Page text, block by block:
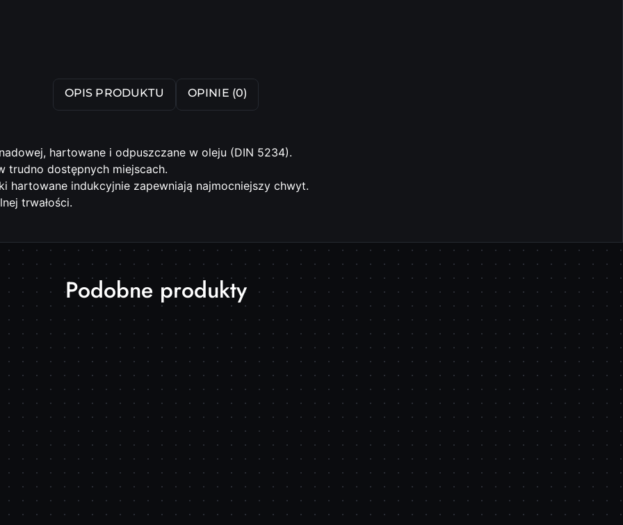
OPIS PRODUKTU OPINIE (0)
hartowane i odpuszczane w oleju (DIN 5234).
trudno dostępnych miejscach.
hartowane indukcyjnie zapewniają najmocniejszy chwyt.
trwałości.
Produkty
o
statusie:
Podobne produkty